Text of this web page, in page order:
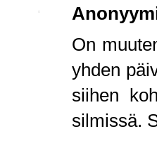
On
yhden
siihen
silmissä.